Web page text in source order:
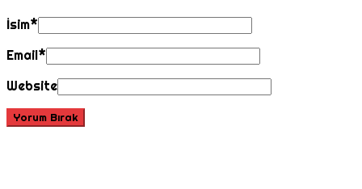
İsim*
Email*
Website